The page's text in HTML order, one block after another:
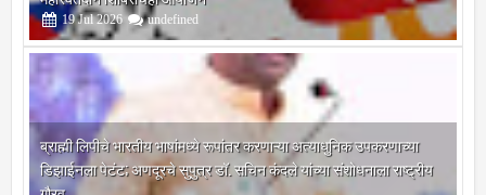
19 Jul 2026 undefined
ब्राह्मी लिपीचे भारतीय भाषांमध्ये रूपांतर करणाऱ्या अत्याधुनिक उपकरणाच्या
डिझाईनला पेटंट; अणदूरचे सुपुत्र डॉ. सचिन कंदले यांच्या संशोधनाला राष्ट्रीय
गौरव